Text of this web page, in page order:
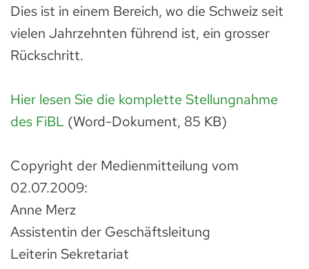
Dies ist in einem Bereich, wo die Schweiz seit
vielen Jahrzehnten führend ist, ein grosser
Rückschritt.
Hier lesen Sie die komplette Stellungnahme
des FiBL (Word-Dokument, 85 KB)
Copyright der Medienmitteilung vom
02.07.2009:
Anne Merz
Assistentin der Geschäftsleitung
Leiterin Sekretariat